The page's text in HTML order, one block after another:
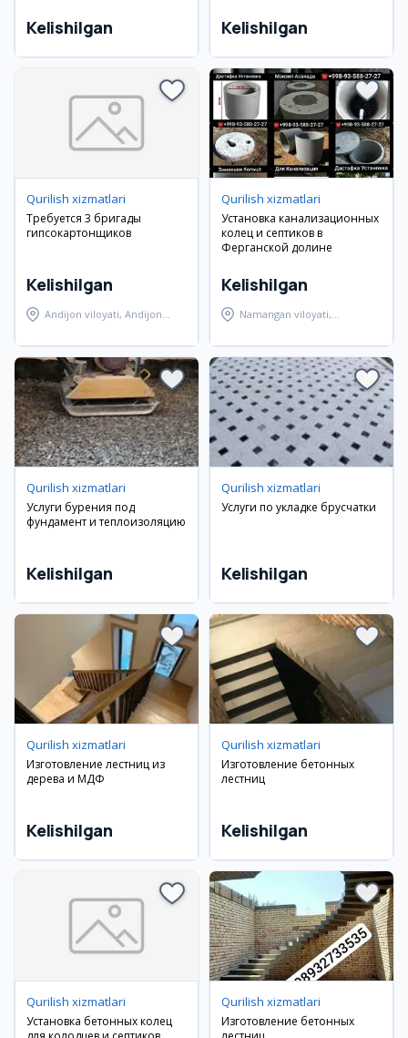
Kelishilgan Kelishilgan
Qurilish xizmatlari
Требуется 3 бригады
гипсокартонщиков
Kelishilgan
Andijon viloyati, Andijon
Qurilish xizmatlari
Установка канализационных
колец и септиков в
Ферганской долине
Kelishilgan
Namangan viloyati,
Qurilish xizmatlari
Услуги бурения под
фундамент и теплоизоляцию
Kelishilgan
Qurilish xizmatlari
Услуги по укладке брусчатки
Kelishilgan
Qurilish xizmatlari
Изготовление лестниц из
дерева и МДФ
Kelishilgan
Qurilish xizmatlari
Изготовление бетонных
лестниц
Kelishilgan
Qurilish xizmatlari
Установка бетонных колец
Qurilish xizmatlari
Изготовление бетонных